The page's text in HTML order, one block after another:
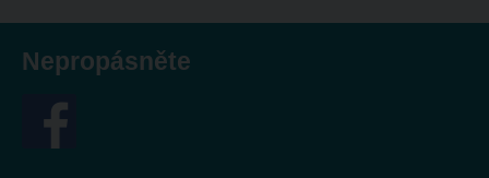
Nepropásněte